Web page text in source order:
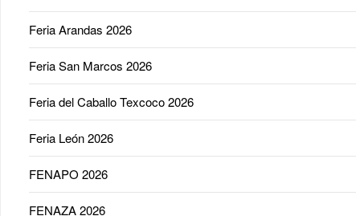
Feria Arandas 2026
Feria San Marcos 2026
Feria del Caballo Texcoco 2026
Feria León 2026
FENAPO 2026
FENAZA 2026